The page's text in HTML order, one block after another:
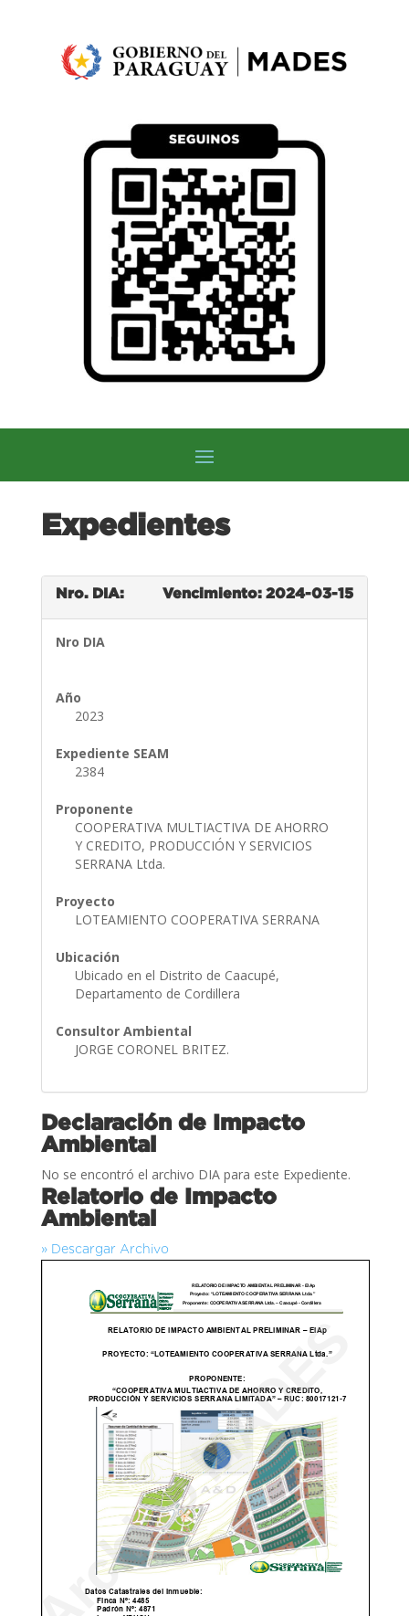
Expedientes
Nro. DIA: Vencimiento: 2024-03-15
Nro DIA
Año
2023
Expediente SEAM
2384
Proponente
COOPERATIVA MULTIACTIVA DE AHORRO
Y CREDITO, PRODUCCIÓN Y SERVICIOS
SERRANA Ltda.
Proyecto
LOTEAMIENTO COOPERATIVA SERRANA
Ubicación
Ubicado en el Distrito de Caacupé,
Departamento de Cordillera
Consultor Ambiental
JORGE CORONEL BRITEZ.
Declaración de Impacto
Ambiental
No se encontró el archivo DIA para este Expediente.
Relatorio de Impacto
Ambiental
» Descargar Archivo